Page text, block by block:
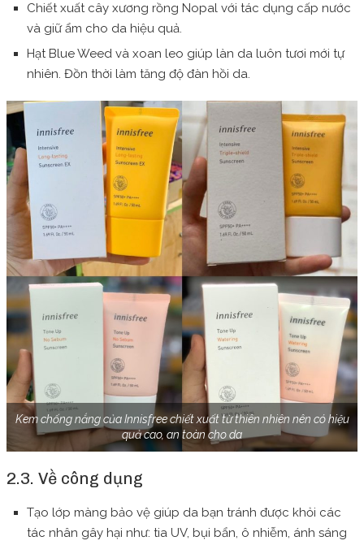
Chiết xuất cây xương rồng Nopal với tác dụng cấp nước
và giữ ẩm cho da hiệu quả.
Hạt Blue Weed và xoan leo giúp làn da luôn tươi mới tự
nhiên. Đồn thời làm tăng độ đàn hồi da.
Kem chống nắng của Innisfree chiết xuất từ thiên nhiên nên có hiệu
quả cao, an toàn cho da
2.3. Về công dụng
Tạo lớp màng bảo vệ giúp da bạn tránh được khỏi các
tác nhân gây hại như: tia UV, bụi bẩn, ô nhiễm, ánh sáng